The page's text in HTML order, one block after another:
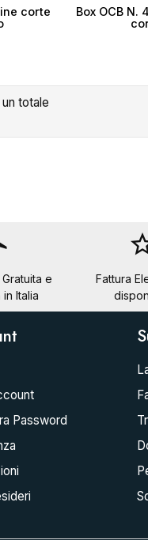
corte
Box OCB
totale
e
Italia
Fattura
Password